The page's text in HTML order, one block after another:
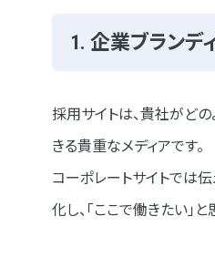
まとめ
1. 企業ブランデ
採用サイトは、貴社がど
きる貴重なメディアです。
コーポレートサイトでは
化し、「ここで働きたい」